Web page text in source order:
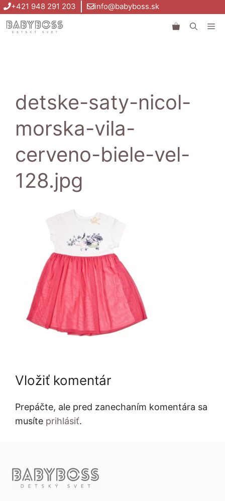
Preskočiť
na
obsah
+421 948 291 203 info@babyboss.sk
detske-saty-nicol-
morska-vila-
cerveno-biele-vel-
128.jpg
Vložiť komentár
Prepáčte, ale pred zanechaním komentára sa
musíte prihlásiť.